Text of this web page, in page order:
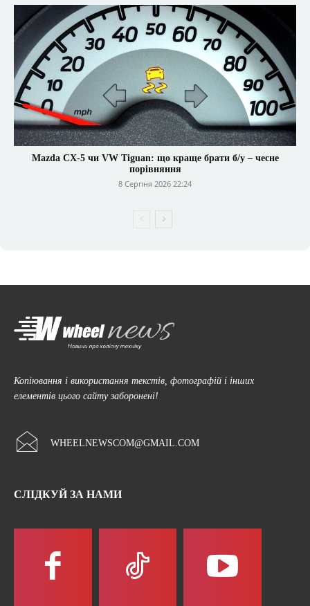
Mazda CX-5 чи VW Tiguan: що краще брати б/у – чесне
порівняння
8 Серпня 2026 22:24
Копіювання і використання текстів, фотографій і інших
елементів цього сайту заборонені!
WHEELNEWSCOM@GMAIL.COM
СЛІДКУЙ ЗА НАМИ